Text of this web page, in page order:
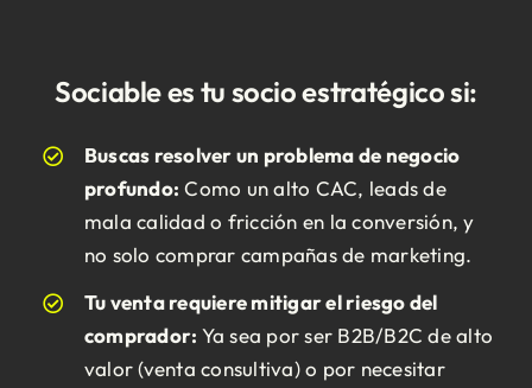
Sociable es tu socio estratégico si:
Buscas resolver un problema de negocio
profundo: Como un alto CAC, leads de
mala calidad o fricción en la conversión, y
no solo comprar campañas de marketing.
Tu venta requiere mitigar el riesgo del
comprador: Ya sea por ser B2B/B2C de alto
valor (venta consultiva) o por necesitar